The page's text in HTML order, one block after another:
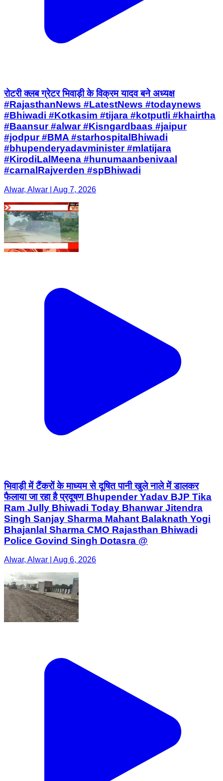
रोटरी क्लब ग्रेटर भिवाड़ी के विक्रम यादव बने अध्यक्ष
#RajasthanNews #LatestNews #todaynews
#Bhiwadi #Kotkasim #tijara #kotputli #khairtha
#Baansur #alwar #Kisngardbaas #jaipur
#jodpur #BMA #starhospitalBhiwadi
#bhupenderyadavminister #mlatijara
#KirodiLalMeena #hunumaanbenivaal
#carnalRajverden #spBhiwadi
Alwar, Alwar | Aug 7, 2026
भिवाड़ी में टैंकरों के माध्यम से दूषित पानी खुले नाले में डालकर
फैलाया जा रहा है प्रदूषण Bhupender Yadav BJP Tika
Ram Jully Bhiwadi Today Bhanwar Jitendra
Singh Sanjay Sharma Mahant Balaknath Yogi
Bhajanlal Sharma CMO Rajasthan Bhiwadi
Police Govind Singh Dotasra @
Alwar, Alwar | Aug 6, 2026